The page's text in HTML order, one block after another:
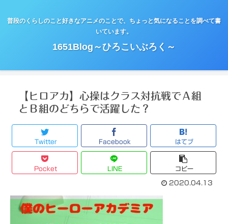
普段のくらしのこと好きなアニメのことで、ちょっと気になることを調べて書
いています。
1651Blog～ひろこいぶろく～
【ヒロアカ】心操はクラス対抗戦でＡ組
とＢ組のどちらで活躍した？
Twitter Facebook はてブ
Pocket LINE コピー
2020.04.13